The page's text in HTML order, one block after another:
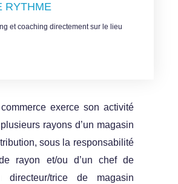
RYTHME
et coaching directement sur le lieu
commerce exerce son activité
rayons d’un magasin
sous la responsabilité
rayon et/ou d’un chef de
trice de magasin